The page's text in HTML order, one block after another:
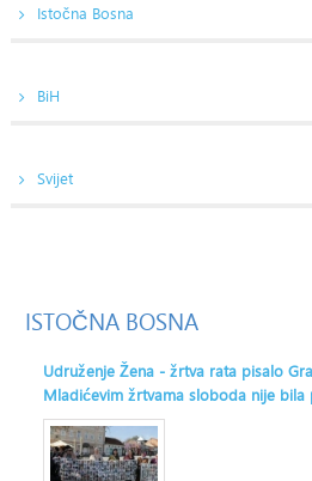
Istočna Bosna
BiH
Svijet
ISTOČNA BOSNA
Udruženje Žena - žrtva rata pisalo
Mladićevim žrtvama sloboda nije bila